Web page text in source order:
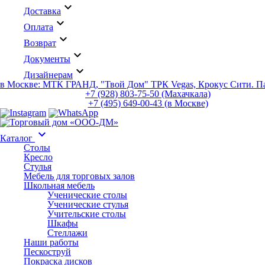
Доставка keyboard_arrow_down
Оплата keyboard_arrow_down
Возврат keyboard_arrow_down
Документы keyboard_arrow_down
Дизайнерам keyboard_arrow_down
в Москве: МТК ГРАНД, "Твой Дом" ТРК Vegas, Крокус Сити.
+7 (928) 803-75-50 (Махачкала)
+7 (495) 649-00-43 (в Москве)
Каталог keyboard_arrow_down
Столы
Кресло
Стулья
Мебель для торговых залов
Школьная мебель
Ученические столы
Ученические стулья
Учительские столы
Шкафы
Стеллажи
Наши работы
Пескоструй
Покраска дисков